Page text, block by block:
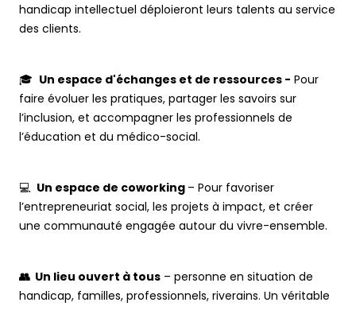
handicap intellectuel déploieront leurs talents au service
des clients.
🎓 Un espace d'échanges et de ressources - Pour
faire évoluer les pratiques, partager les savoirs sur
l’inclusion, et accompagner les professionnels de
l’éducation et du médico-social.
💻 Un espace de coworking – Pour favoriser
l’entrepreneuriat social, les projets à impact, et créer
une communauté engagée autour du vivre-ensemble.
👥 Un lieu ouvert à tous – personne en situation de
handicap, familles, professionnels, riverains. Un véritable